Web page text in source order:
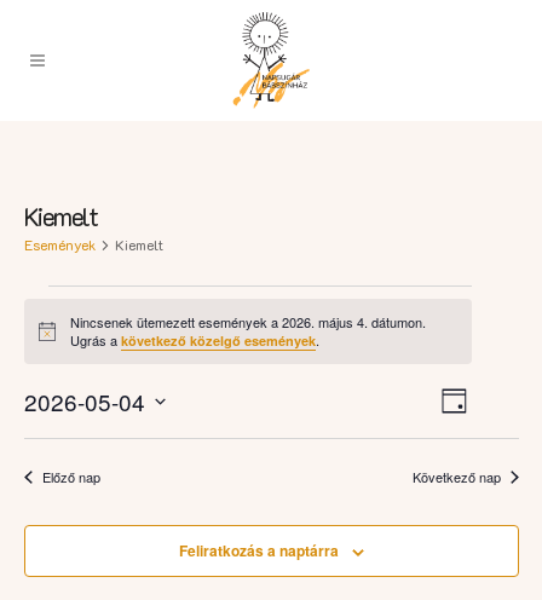
Kiemelt
Események Kiemelt
for
május
Notice
Nincsenek ütemezett események a 2026. május 4. dátumon.
Ugrás a következő közelgő események.
Navigációs
Esemény
nézet
navigáció
Nap
2026-05-04
Dátum
kiválasztása.
Előző nap Következő nap
Feliratkozás a naptárra